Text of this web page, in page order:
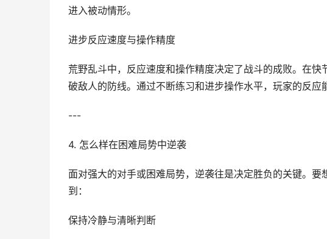
进入被动情形。
进步反应速度与操作精度
荒野乱斗中，反应速度和操作精度决定了战斗的成败。在
破敌人的防线。通过不断练习和进步操作水平，玩家的反应
---
4. 怎么样在困难局势中逆袭
面对强大的对手或困难局势，逆袭往是决定胜负的关键。
到：
保持冷静与清晰判断